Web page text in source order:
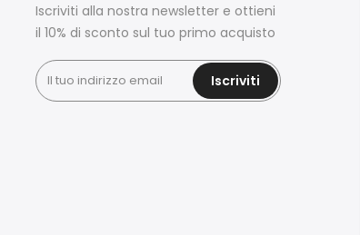
Iscriviti alla nostra newsletter e ottieni
il 10% di sconto sul tuo primo acquisto
Iscriviti